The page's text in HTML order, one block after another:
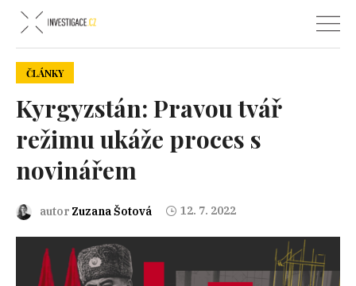
ČLÁNKY
Kyrgyzstán: Pravou tvář
režimu ukáže proces s
novinářem
autor Zuzana Šotová 12. 7. 2022